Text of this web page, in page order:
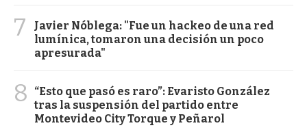
7
Javier Nóblega: "Fue un hackeo de una red
lumínica, tomaron una decisión un poco
apresurada"
8
“Esto que pasó es raro”: Evaristo González
tras la suspensión del partido entre
Montevideo City Torque y Peñarol